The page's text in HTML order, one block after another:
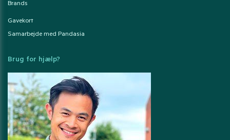
Brands
Gavekort
Samarbejde med Pandasia
Brug for hjælp?